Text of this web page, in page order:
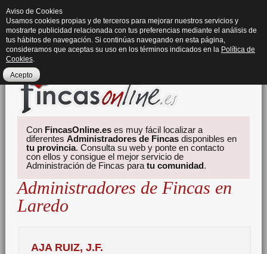
Con FincasOnline.es es muy fácil localizar a
diferentesAdministradores de Fincas disponibles en
tu provincia. Consulta su web y ponte en contacto
con ellos y consigue el mejor servicio de
Administración de Fincas paratu comunidad.
Administradores de Fincas en
Laredo
AJA RUIZ, J.F.
Aviso de Cookies
Usamos cookies propias y de terceros para mejorar nuestros servicios y
mostrarte publicidad relacionada con tus preferencias mediante el análisis de
tus hábitos de navegación. Si continúas navegando en esta página,
consideramos que aceptas su uso en los términos indicados en la Política de
Cookies.
Acepto